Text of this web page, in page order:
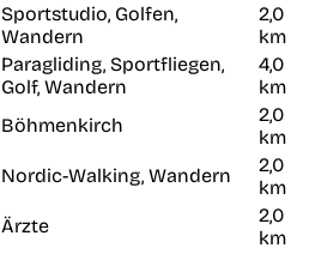
Sportstudio, Golfen,
Wandern
2,0
km
Paragliding, Sportfliegen,
Golf, Wandern
4,0
km
Böhmenkirch
2,0
km
Nordic-Walking, Wandern
2,0
km
Ärzte
2,0
km